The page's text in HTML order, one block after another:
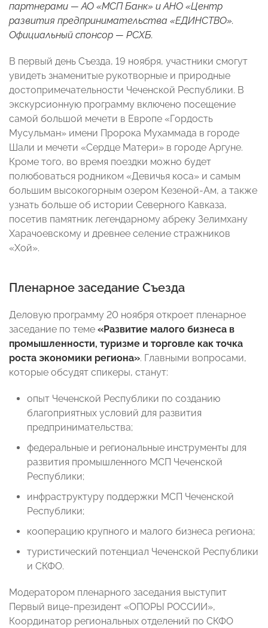
партнерами — АО «МСП Банк» и АНО «Центр
развития предпринимательства «ЕДИНСТВО».
Официальный спонсор — РСХБ.
В первый день Съезда, 19 ноября, участники смогут
увидеть знаменитые рукотворные и природные
достопримечательности Чеченской Республики. В
экскурсионную программу включено посещение
самой большой мечети в Европе «Гордость
Мусульман» имени Пророка Мухаммада в городе
Шали и мечети «Сердце Матери» в городе Аргуне.
Кроме того, во время поездки можно будет
полюбоваться родником «Девичья коса» и самым
большим высокогорным озером Кезеной-Ам, а также
узнать больше об истории Северного Кавказа,
посетив памятник легендарному абреку Зелимхану
Харачоевскому и древнее селение стражников
«Хой».
Пленарное заседание Съезда
Деловую программу 20 ноября откроет пленарное
заседание по теме «Развитие малого бизнеса в
промышленности, туризме и торговле как точка
роста экономики региона». Главными вопросами,
которые обсудят спикеры, станут:
опыт Чеченской Республики по созданию
благоприятных условий для развития
предпринимательства;
федеральные и региональные инструменты для
развития промышленного МСП Чеченской
Республики;
инфраструктуру поддержки МСП Чеченской
Республики;
кооперацию крупного и малого бизнеса региона;
туристический потенциал Чеченской Республики
и СКФО.
Модератором пленарного заседания выступит
Первый вице-президент «ОПОРЫ РОССИИ»,
Координатор региональных отделений по СКФО